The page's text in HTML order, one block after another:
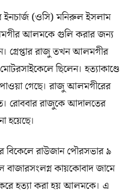
ইনচার্জ (ওসি) মনিরুল ইসলাম
আলমকে গুলি করার জন্য
গ্রেপ্তার রাজু তখন আলমগীর
ছিলেন। হত্যাকাণ্ডে
গেছে। রাজু আলমগীরের
রোববার রাজুকে আদালতের
হয়েছে।
বিকেলে রাউজান পৌরসভার ৯
বাজারসংলগ্ন কায়কোবাদ জামে
হত্যা করা হয় আলমকে। এ